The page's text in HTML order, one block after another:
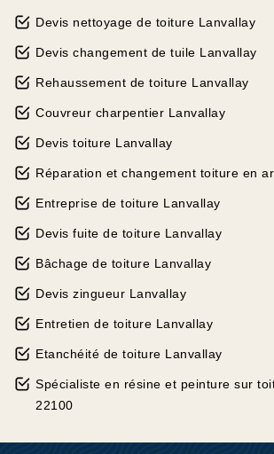
Devis nettoyage de toiture Lanvallay
Devis changement de tuile Lanvallay
Rehaussement de toiture Lanvallay
Couvreur charpentier Lanvallay
Devis toiture Lanvallay
Réparation et changement toiture en
Entreprise de toiture Lanvallay
Devis fuite de toiture Lanvallay
Bâchage de toiture Lanvallay
Devis zingueur Lanvallay
Entretien de toiture Lanvallay
Etanchéité de toiture Lanvallay
Spécialiste en résine et peinture sur
22100